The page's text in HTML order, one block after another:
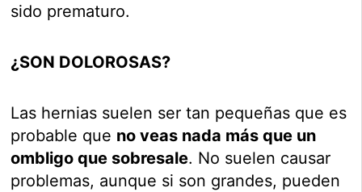
sido prematuro.
¿SON DOLOROSAS?
Las hernias suelen ser tan pequeñas que es
probable que no veas nada más que un
ombligo que sobresale. No suelen causar
problemas, aunque si son grandes, pueden